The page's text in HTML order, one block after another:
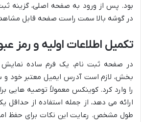
در گوشه بالا سمت راست صفحه قابل
تکمیل اطلاعات اولیه و رمز
در صفحه ثبت نام، یک فرم ساده
بخش، لازم است آدرس ایمیل معتبر خود
را وارد کرد. کوینکس معمولاً توصیه هایی
ارائه می دهد، از جمله استفاده از
طول مشخص. رعایت این نکات برای حفظ